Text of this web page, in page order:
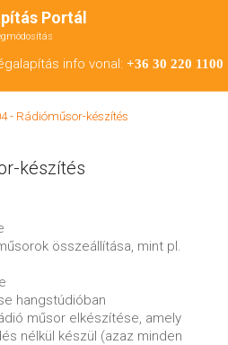
Portál
info vonal: +36 30 220 1100
- Rádióműsor-készítés
készítés
összeállítása, mint pl.
hangstúdióban
műsor elkészítése, amely
nélkül készül (azaz minden